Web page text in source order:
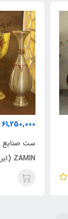
61,250,000
ZAMIN (ایران زمین) کد 50202